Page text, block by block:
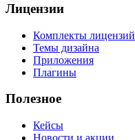
Лицензии
Комплекты лицензий
Темы дизайна
Приложения
Плагины
Полезное
Кейсы
Новости и акции